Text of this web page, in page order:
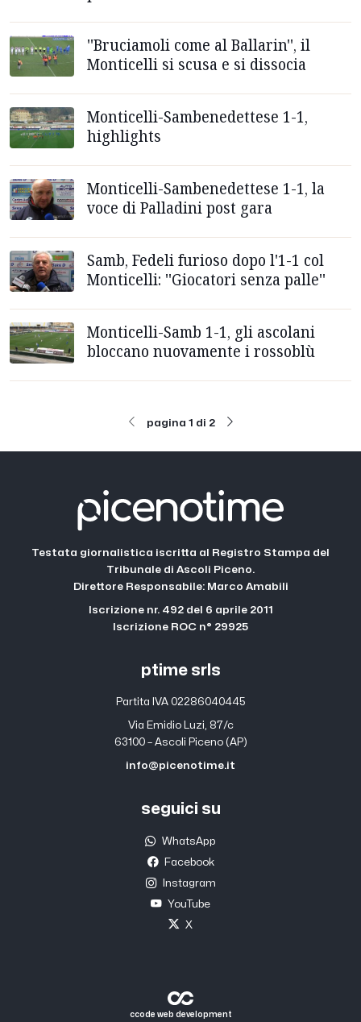
''Bruciamoli come al Ballarin'', il
Monticelli si scusa e si dissocia
Monticelli-Sambenedettese 1-1,
highlights
Monticelli-Sambenedettese 1-1, la
voce di Palladini post gara
Samb, Fedeli furioso dopo l'1-1 col
Monticelli: ''Giocatori senza palle''
Monticelli-Samb 1-1, gli ascolani
bloccano nuovamente i rossoblù
pagina 1 di 2
Testata giornalistica iscritta al Registro Stampa del
Tribunale di Ascoli Piceno.
Direttore Responsabile: Marco Amabili
Iscrizione nr. 492 del 6 aprile 2011
Iscrizione ROC n° 29925
ptime srls
Partita IVA 02286040445
Via Emidio Luzi, 87/c
63100 – Ascoli Piceno (AP)
info@picenotime.it
seguici su
WhatsApp
Facebook
Instagram
YouTube
X
ccode web development